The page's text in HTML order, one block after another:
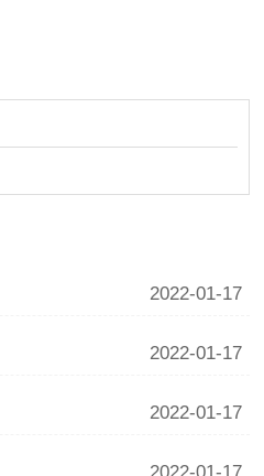
2022-01-17
2022-01-17
2022-01-17